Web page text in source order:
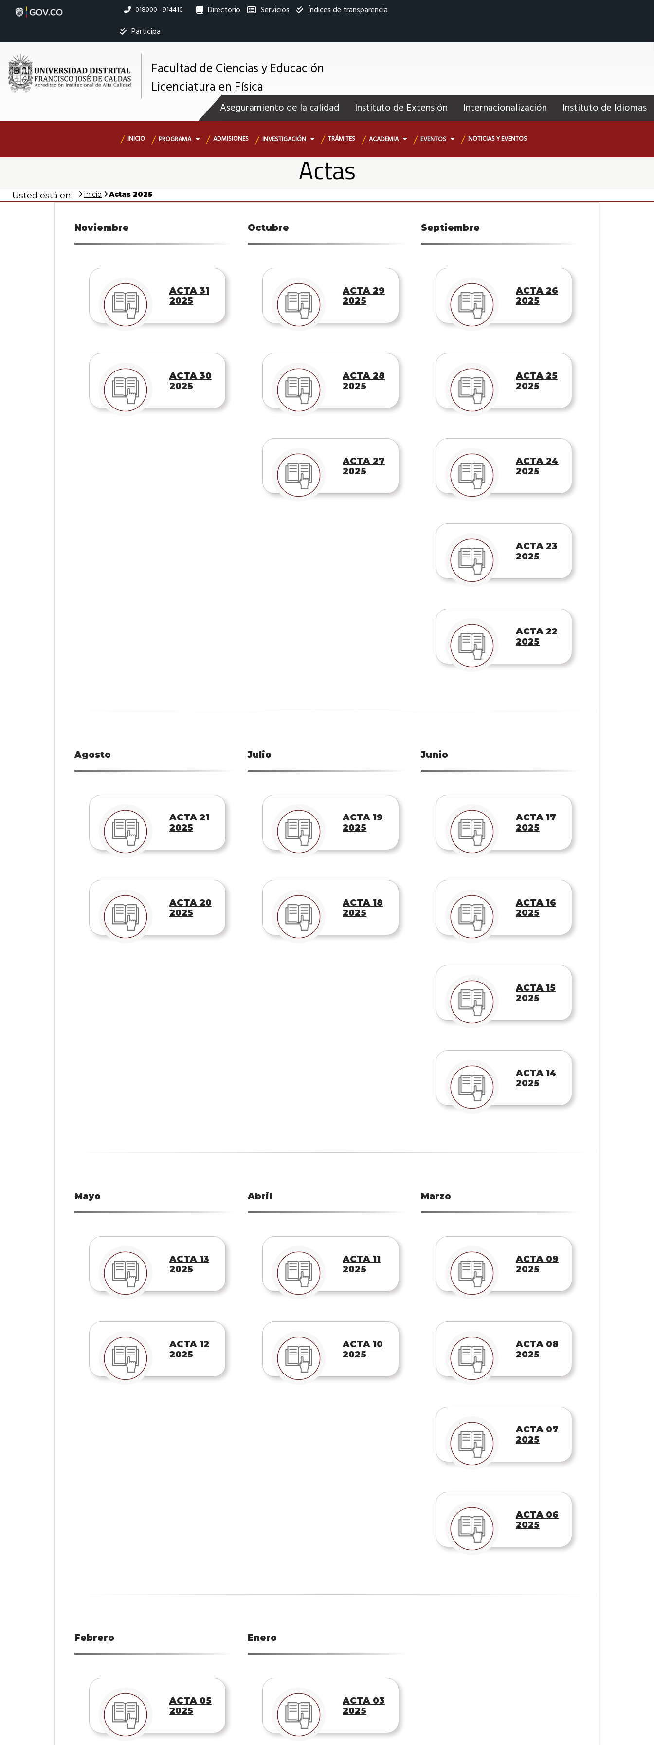
Linea
018000 - 914410 Directorio Servicios
Índices de transparencia
Participa
Facultad de Ciencias y Educación
Licenciatura en Física
Menú
secundario
Aseguramiento de la calidad Instituto de Extensión Internacionalización Instituto de Idiomas
Navegación
principal
INICIO PROGRAMA ADMISIONES INVESTIGACIÓN TRÁMITES ACADEMIA EVENTOS NOTICIAS Y EVENTOS
Actas
Usted está en: Inicio Actas 2025
Noviembre
ACTA 31
2025
ACTA 30
2025
Octubre
ACTA 29
2025
ACTA 28
2025
ACTA 27
2025
Septiembre
ACTA 26
2025
ACTA 25
2025
ACTA 24
2025
ACTA 23
2025
ACTA 22
2025
Agosto
ACTA 21
2025
ACTA 20
2025
Julio
ACTA 19
2025
ACTA 18
2025
Junio
ACTA 17
2025
ACTA 16
2025
ACTA 15
2025
ACTA 14
2025
Mayo
ACTA 13
2025
ACTA 12
2025
Abril
ACTA 11
2025
ACTA 10
2025
Marzo
ACTA 09
2025
ACTA 08
2025
ACTA 07
2025
ACTA 06
2025
Febrero
ACTA 05
2025
Enero
ACTA 03
2025